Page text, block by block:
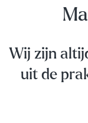
Wij zijn
uit de